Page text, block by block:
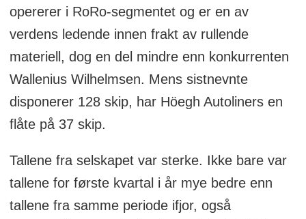
opererer i RoRo-segmentet og er en av
verdens ledende innen frakt av rullende
materiell, dog en del mindre enn konkurrenten
Wallenius Wilhelmsen. Mens sistnevnte
disponerer 128 skip, har Höegh Autoliners en
flåte på 37 skip.
Tallene fra selskapet var sterke. Ikke bare var
tallene for første kvartal i år mye bedre enn
tallene fra samme periode ifjor, også